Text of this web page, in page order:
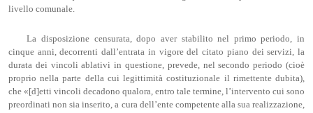
livello comunale.
La disposizione censurata, dopo aver stabilito nel primo periodo, in
cinque anni, decorrenti dall’entrata in vigore del citato piano dei servizi, la
durata dei vincoli ablativi in questione, prevede, nel secondo periodo (cioè
proprio nella parte della cui legittimità costituzionale il rimettente dubita),
che «[d]etti vincoli decadono qualora, entro tale termine, l’intervento cui sono
preordinati non sia inserito, a cura dell’ente competente alla sua realizzazione,